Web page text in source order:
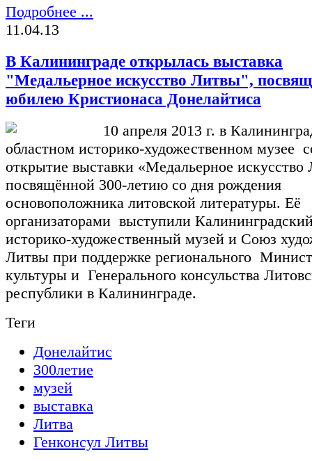
Подробнее ...
11.04.13
В Калининграде открылась выставка
"Медальерное искусство Литвы",
юбилею Кристионаса Донелайтиса
10 апреля 2013 г. в
областном историко-художественном музее
открытие выставки «Медальерное
посвящённой 300-летию со дня рождения
основоположника литовской литературы. Её
организаторами выступили
историко-художественный музей и Союз
Литвы при поддержке регионального
культуры и Генерального консульства
республики в Калининграде.
Теги
Донелайтис
300летие
музей
выставка
Литва
Генконсул Литвы